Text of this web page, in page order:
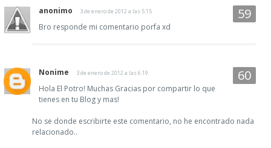
anonimo 3 de enero de 2012 a las 5:15
Bro responde mi comentario porfa xd
Nonime 3 de enero de 2012 a las 6:19
Hola El Potro! Muchas Gracias por compartir lo que
tienes en tu Blog y mas!
No se donde escribirte este comentario, no he encontrado nada
relacionado..